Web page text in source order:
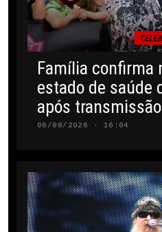
Família confirma
estado de saúde
após
06/08/2026 · 16:04